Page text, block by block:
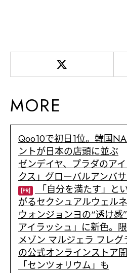
MORE
Qoo10で初日1位。韓国
ントが日本の店頭に並ぶ
ゼンデイヤ、プラダのア
クス」グローバルアンバ
[PR] 「自分を満たす」と
がるセクシュアルウェル
ウォンジョンヨの“透け感
アイラッシュ」に新色。
メゾン マルジェラ フレ
の公式オンラインストア
「センツォリウム」も